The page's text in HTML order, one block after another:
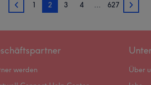
1 1 2 3 4 … 627 3
werden
Über